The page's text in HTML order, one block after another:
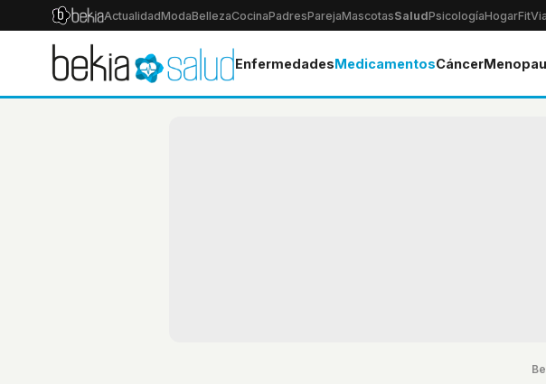
ActualidadModaBellezaCocinaPadresParejaMascotasSaludPsicologíaHogarFit
EnfermedadesMedicamentosCáncer